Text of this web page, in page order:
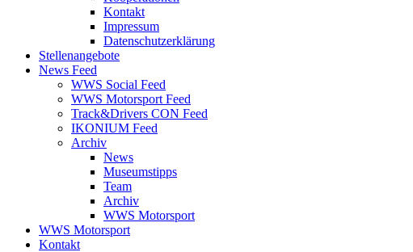
Kontakt
Impressum
Datenschutzerklärung
Stellenangebote
News Feed
WWS Social Feed
WWS Motorsport Feed
Track&Drivers CON Feed
IKONIUM Feed
Archiv
News
Museumstipps
Team
Archiv
WWS Motorsport
WWS Motorsport
Kontakt